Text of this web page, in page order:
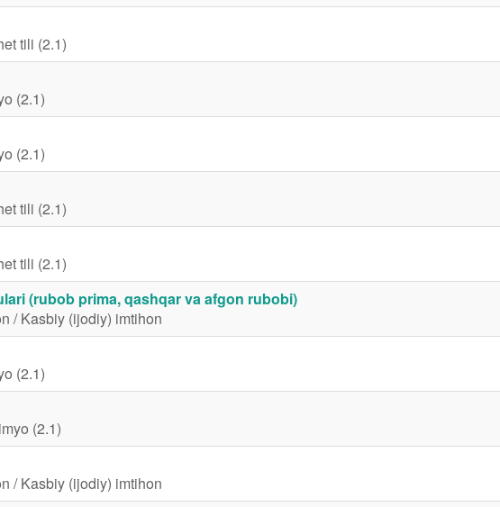
tili (2.1)
(2.1)
(2.1)
tili (2.1)
tili (2.1)
(rubob prima, qashqar va afgon rubobi)
/ Kasbiy (ijodiy) imtihon
(2.1)
(2.1)
/ Kasbiy (ijodiy) imtihon